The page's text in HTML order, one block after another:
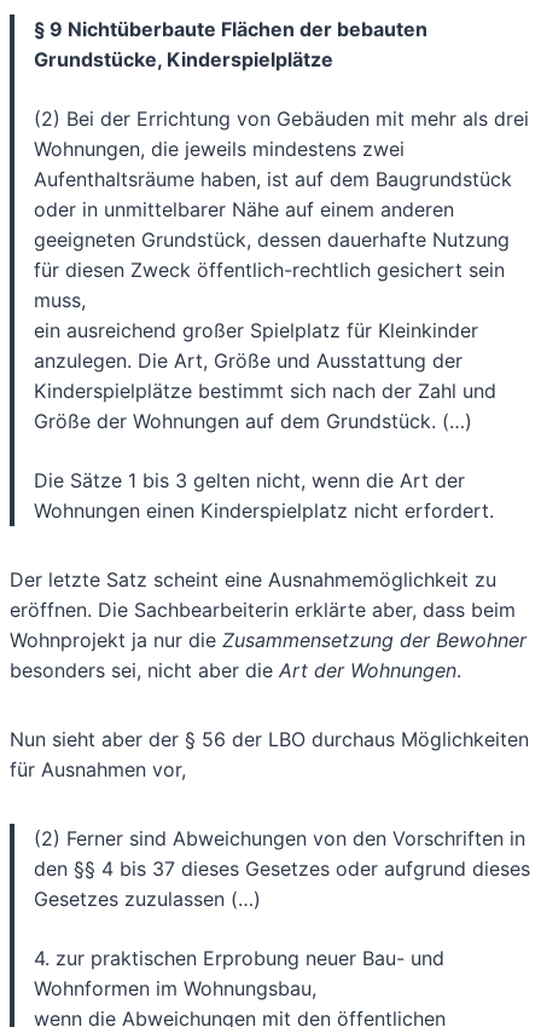
§ 9 Nichtüberbaute Flächen der bebauten
Grundstücke, Kinderspielplätze
(2) Bei der Errichtung von Gebäuden mit mehr als drei
Wohnungen, die jeweils mindestens zwei
Aufenthaltsräume haben, ist auf dem Baugrundstück
oder in unmittelbarer Nähe auf einem anderen
geeigneten Grundstück, dessen dauerhafte Nutzung
für diesen Zweck öffentlich-rechtlich gesichert sein
muss,
ein ausreichend großer Spielplatz für Kleinkinder
anzulegen. Die Art, Größe und Ausstattung der
Kinderspielplätze bestimmt sich nach der Zahl und
Größe der Wohnungen auf dem Grundstück. (…)
Die Sätze 1 bis 3 gelten nicht, wenn die Art der
Wohnungen einen Kinderspielplatz nicht erfordert.
Der letzte Satz scheint eine Ausnahmemöglichkeit zu
eröffnen. Die Sachbearbeiterin erklärte aber, dass beim
Wohnprojekt ja nur die Zusammensetzung der Bewohner
besonders sei, nicht aber die Art der Wohnungen.
Nun sieht aber der § 56 der LBO durchaus Möglichkeiten
für Ausnahmen vor,
(2) Ferner sind Abweichungen von den Vorschriften in
den §§ 4 bis 37 dieses Gesetzes oder aufgrund dieses
Gesetzes zuzulassen (…)
4. zur praktischen Erprobung neuer Bau- und
Wohnformen im Wohnungsbau,
wenn die Abweichungen mit den öffentlichen